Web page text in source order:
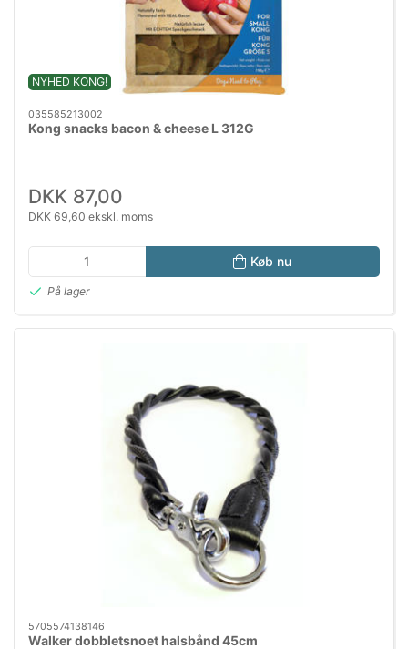
NYHED KONG!
035585213002
Kong snacks bacon & cheese L 312G
DKK 87,00
DKK 69,60 ekskl. moms
Køb nu
På lager
5705574138146
Walker dobbletsnoet halsbånd 45cm